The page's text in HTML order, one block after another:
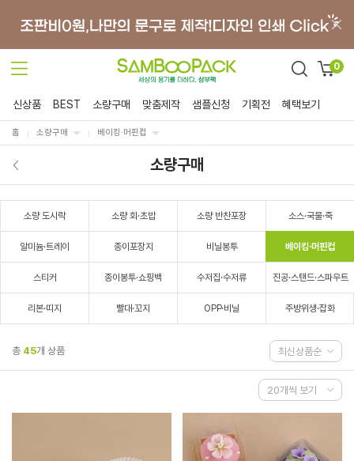
0
신상품 BEST 소량구매 맞춤제작 샘플신청 기획전 혜택보기
홈 소량구매 베이킹·머핀컵
소량구매
소량 도시락 소량 회·초밥 소량 반찬포장 소스·국물·죽
알미늄·트레이 종이포장지 비닐봉투 베이킹·머핀컵
스티커 종이봉투·쇼핑백 수저집·수저류 진공·스탠드·스파우트
리본·띠지 빨대·꼬지 OPP·비닐 주방위생·잡화
총 45개 상품